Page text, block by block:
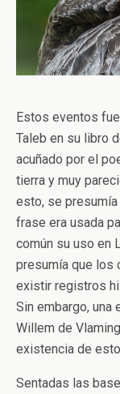
Estos eventos
Taleb en su libro
acuñado por el
tierra y muy
esto, se
frase era usada
común su uso en
presumía que los
existir registros
Sin embargo, una
Willem de
existencia de
Sentadas las